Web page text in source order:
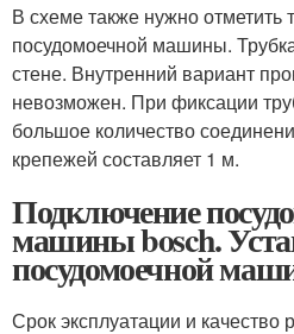
В схеме также нужно отметить
посудомоечной машины.
стене. Внутренний вариант
невозможен. При фиксации
большое количество
крепежей составляет 1 м.
Подключение
машины bosch.
посудомоечной
Срок эксплуатации и качество